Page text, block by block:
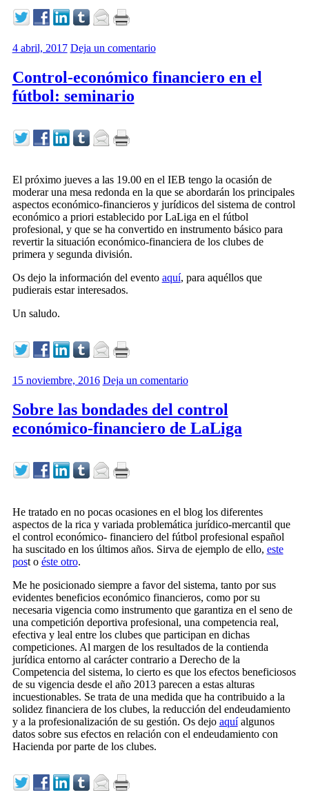
4 abril, 2017 Deja un comentario
Control-económico financiero en el
fútbol: seminario
El próximo jueves a las 19.00 en el IEB tengo la ocasión de
moderar una mesa redonda en la que se abordarán los principales
aspectos económico-financieros y jurídicos del sistema de control
económico a priori establecido por LaLiga en el fútbol
profesional, y que se ha convertido en instrumento básico para
revertir la situación económico-financiera de los clubes de
primera y segunda división.
Os dejo la información del evento aquí, para aquéllos que
pudierais estar interesados.
Un saludo.
15 noviembre, 2016 Deja un comentario
Sobre las bondades del control
económico-financiero de LaLiga
He tratado en no pocas ocasiones en el blog los diferentes
aspectos de la rica y variada problemática jurídico-mercantil que
el control económico- financiero del fútbol profesional español
ha suscitado en los últimos años. Sirva de ejemplo de ello, este
post o éste otro.
Me he posicionado siempre a favor del sistema, tanto por sus
evidentes beneficios económico financieros, como por su
necesaria vigencia como instrumento que garantiza en el seno de
una competición deportiva profesional, una competencia real,
efectiva y leal entre los clubes que participan en dichas
competiciones. Al margen de los resultados de la contienda
jurídica entorno al carácter contrario a Derecho de la
Competencia del sistema, lo cierto es que los efectos beneficiosos
de su vigencia desde el año 2013 parecen a estas alturas
incuestionables. Se trata de una medida que ha contribuido a la
solidez financiera de los clubes, la reducción del endeudamiento
y a la profesionalización de su gestión. Os dejo aquíalgunos
datos sobre sus efectos en relación con el endeudamiento con
Hacienda por parte de los clubes.